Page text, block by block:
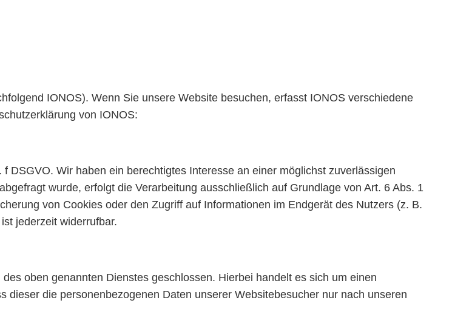
IONOS). Wenn Sie unsere Website besuchen, erfasst IONOS verschiedene
von IONOS:
DSGVO. Wir haben ein berechtigtes Interesse an einer möglichst zuverlässigen
wurde, erfolgt die Verarbeitung ausschließlich auf Grundlage von Art. 6 Abs. 1
von Cookies oder den Zugriff auf Informationen im Endgerät des Nutzers (z. B.
jederzeit widerrufbar.
oben genannten Dienstes geschlossen. Hierbei handelt es sich um einen
die personenbezogenen Daten unserer Websitebesucher nur nach unseren